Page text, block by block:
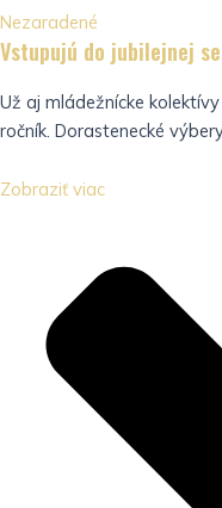
Nezaradené
Vstupujú do jubilejnej
Už aj mládežnícke
ročník. Dorastenecké
Zobraziť viac